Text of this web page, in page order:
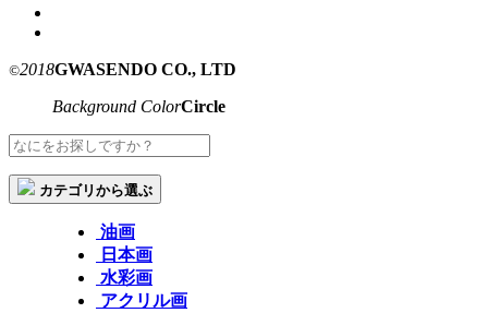
©2018GWASENDO CO., LTD
Background ColorCircle
カテゴリから選ぶ
油画
日本画
水彩画
アクリル画